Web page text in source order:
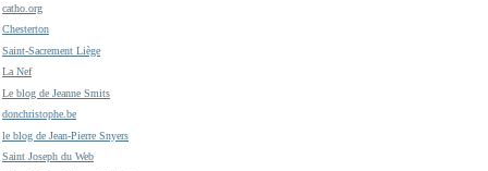
catho.org
Chesterton
Saint-Sacrement Liège
La Nef
Le blog de Jeanne Smits
donchristophe.be
le blog de Jean-Pierre Snyers
Saint Joseph du Web